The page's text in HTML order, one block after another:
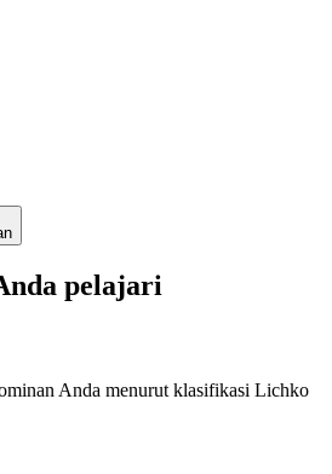
pelajari
Anda menurut klasifikasi Lichko